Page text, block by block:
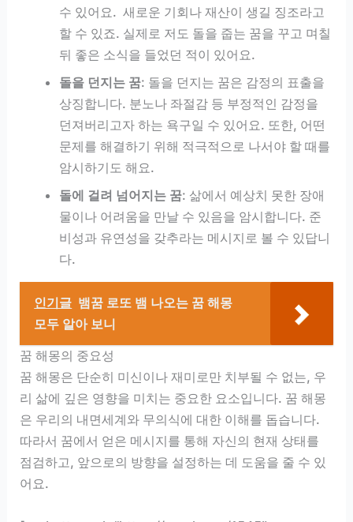
수 있어요. 새로운 기회나 재산이 생길 징조라고
할 수 있죠. 실제로 저도 돌을 줍는 꿈을 꾸고 며칠
뒤 좋은 소식을 들었던 적이 있어요.
돌을 던지는 꿈: 돌을 던지는 꿈은 감정의 표출을
상징합니다. 분노나 좌절감 등 부정적인 감정을
던져버리고자 하는 욕구일 수 있어요. 또한, 어떤
문제를 해결하기 위해 적극적으로 나서야 할 때를
암시하기도 해요.
돌에 걸려 넘어지는 꿈: 삶에서 예상치 못한 장애
물이나 어려움을 만날 수 있음을 암시합니다. 준
비성과 유연성을 갖추라는 메시지로 볼 수 있답니
다.
인기글 뱀꿈 로또 뱀 나오는 꿈 해몽
모두 알아 보니
꿈 해몽의 중요성
꿈 해몽은 단순히 미신이나 재미로만 치부될 수 없는, 우
리 삶에 깊은 영향을 미치는 중요한 요소입니다. 꿈 해몽
은 우리의 내면세계와 무의식에 대한 이해를 돕습니다.
따라서 꿈에서 얻은 메시지를 통해 자신의 현재 상태를
점검하고, 앞으로의 방향을 설정하는 데 도움을 줄 수 있
어요.